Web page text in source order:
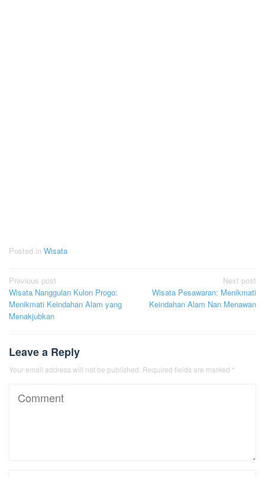
Posted in Wisata
Post
navigation
Previous post
Wisata Nanggulan Kulon Progo:
Menikmati Keindahan Alam yang
Menakjubkan
Next post
Wisata Pesawaran: Menikmati
Keindahan Alam Nan Menawan
Leave a Reply
Your email address will not be published. Required fields are marked *